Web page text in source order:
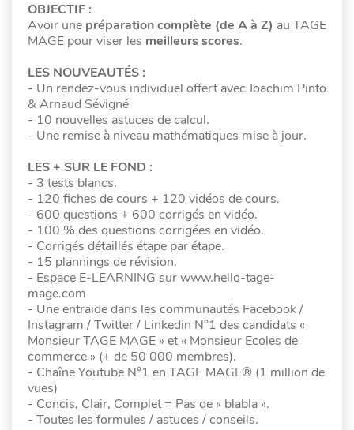
OBJECTIF :
Avoir une préparation complète (de A à Z) au TAGE
MAGE pour viser les meilleurs scores.
LES NOUVEAUTÉS :
- Un rendez-vous individuel offert avec Joachim Pinto
& Arnaud Sévigné
- 10 nouvelles astuces de calcul.
- Une remise à niveau mathématiques mise à jour.
LES + SUR LE FOND :
- 3 tests blancs.
- 120 fiches de cours + 120 vidéos de cours.
- 600 questions + 600 corrigés en vidéo.
- 100 % des questions corrigées en vidéo.
- Corrigés détaillés étape par étape.
- 15 plannings de révision.
- Espace E-LEARNING sur www.hello-tage-
mage.com
- Une entraide dans les communautés Facebook /
Instagram / Twitter / Linkedin N°1 des candidats «
Monsieur TAGE MAGE » et « Monsieur Ecoles de
commerce » (+ de 50 000 membres).
- Chaîne Youtube N°1 en TAGE MAGE® (1 million de
vues)
- Concis, Clair, Complet = Pas de « blabla ».
- Toutes les formules / astuces / conseils.